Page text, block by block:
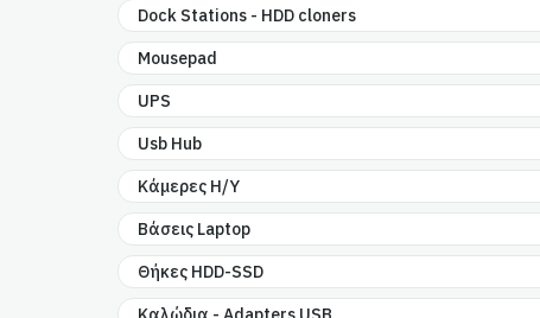
Dock Stations - HDD cloners
Mousepad
UPS
Usb Hub
Κάμερες Η/Υ
Βάσεις Laptop
Θήκες HDD-SSD